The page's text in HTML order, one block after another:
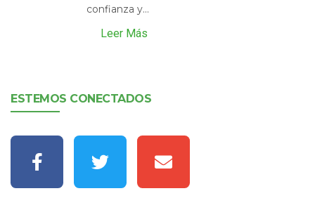
confianza y...
Leer Más
ESTEMOS CONECTADOS